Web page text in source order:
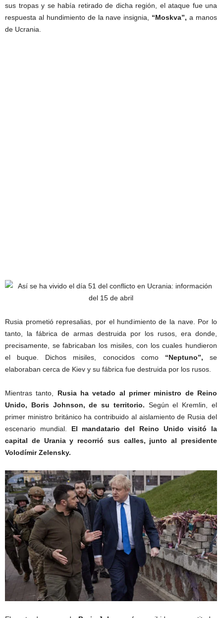
sus tropas y se había retirado de dicha región, el ataque fue una
respuesta al hundimiento de la nave insignia, “Moskva”, a manos
de Ucrania.
Rusia prometió represalias, por el hundimiento de la nave. Por lo
tanto, la fábrica de armas destruida por los rusos, era donde,
precisamente, se fabricaban los misiles, con los cuales hundieron
el buque. Dichos misiles, conocidos como “Neptuno”, se
elaboraban cerca de Kiev y su fábrica fue destruida por los rusos.
Mientras tanto, Rusia ha vetado al primer ministro de Reino
Unido, Boris Johnson, de su territorio. Según el Kremlin, el
primer ministro británico ha contribuido al aislamiento de Rusia del
escenario mundial. El mandatario del Reino Unido visitó la
capital de Urania y recorrió sus calles, junto al presidente
Volodímir Zelensky.